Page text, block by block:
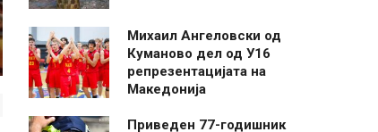
Михаил Ангеловски од
Куманово дел од У16
репрезентацијата на
Македонија
Приведен 77-годишник